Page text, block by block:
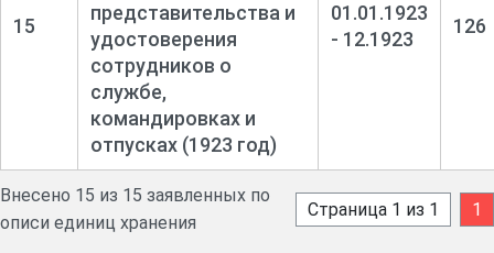
15
представительства и
удостоверения
сотрудников о
службе,
командировках и
отпусках (1923 год)
01.01.1923
- 12.1923
126
Внесено 15 из 15 заявленных по
описи единиц хранения
Страница 1 из 1 1